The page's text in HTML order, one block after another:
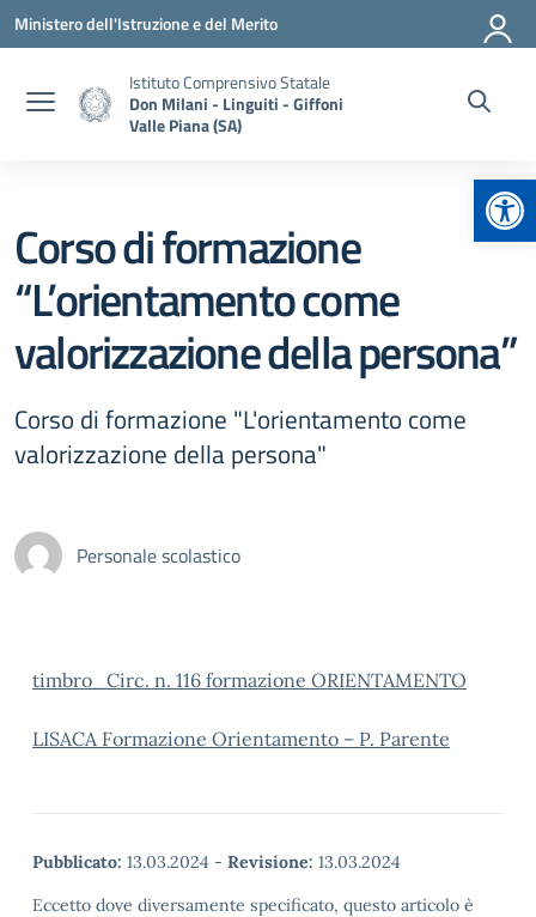
Vai ai contenuti
Vai al menu di navigazione
Vai al footer
Ministero dell'Istruzione e del Merito
Istituto Comprensivo Statale
Don Milani - Linguiti - Giffoni
Valle Piana (SA)
Corso di formazione
“L’orientamento come
valorizzazione della persona”
Corso di formazione "L'orientamento come
valorizzazione della persona"
Personale scolastico
timbro_Circ. n. 116 formazione ORIENTAMENTO
LISACA Formazione Orientamento – P. Parente
Pubblicato: 13.03.2024 - Revisione: 13.03.2024
Eccetto dove diversamente specificato, questo articolo è